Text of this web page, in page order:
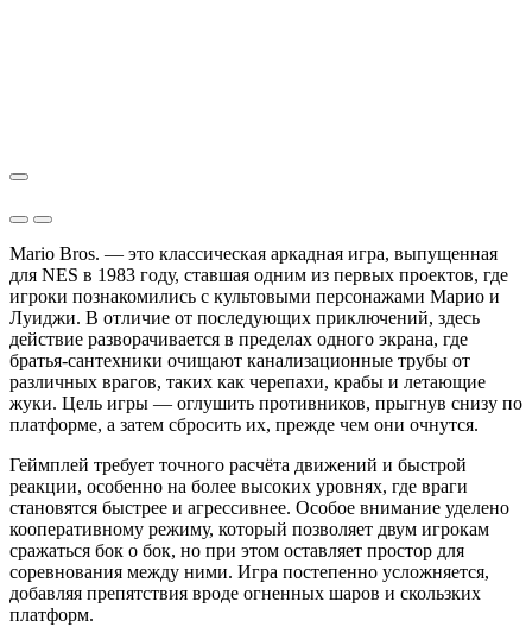
Mario Bros. — это классическая аркадная игра, выпущенная
для NES в 1983 году, ставшая одним из первых проектов, где
игроки познакомились с культовыми персонажами Марио и
Луиджи. В отличие от последующих приключений, здесь
действие разворачивается в пределах одного экрана, где
братья-сантехники очищают канализационные трубы от
различных врагов, таких как черепахи, крабы и летающие
жуки. Цель игры — оглушить противников, прыгнув снизу по
платформе, а затем сбросить их, прежде чем они очнутся.
Геймплей требует точного расчёта движений и быстрой
реакции, особенно на более высоких уровнях, где враги
становятся быстрее и агрессивнее. Особое внимание уделено
кооперативному режиму, который позволяет двум игрокам
сражаться бок о бок, но при этом оставляет простор для
соревнования между ними. Игра постепенно усложняется,
добавляя препятствия вроде огненных шаров и скользких
платформ.